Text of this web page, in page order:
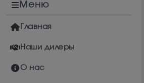
Меню
Главная
Наши дилеры
О нас